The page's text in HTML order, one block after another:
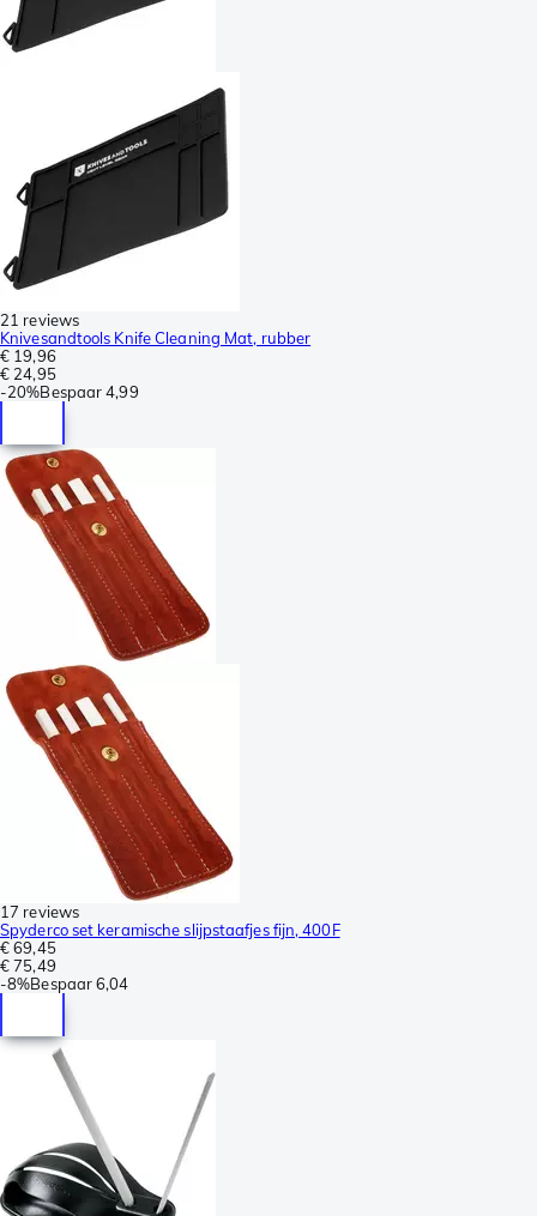
21 reviews
Knivesandtools Knife Cleaning Mat, rubber
€ 19,96
€ 24,95
-20%Bespaar 4,99
17 reviews
Spyderco set keramische slijpstaafjes fijn, 400F
€ 69,45
€ 75,49
-8%Bespaar6,04